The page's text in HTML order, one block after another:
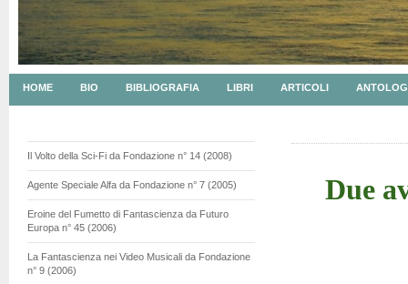
HOME BIO BIBLIOGRAFIA LIBRI ARTICOLI
Il Volto della Sci-Fi da Fondazione n° 14 (2008)
Agente Speciale Alfa da Fondazione n° 7 (2005)
Eroine del Fumetto di Fantascienza da Futuro
Europa n° 45 (2006)
La Fantascienza nei Video Musicali da Fondazione
n° 9 (2006)
Due